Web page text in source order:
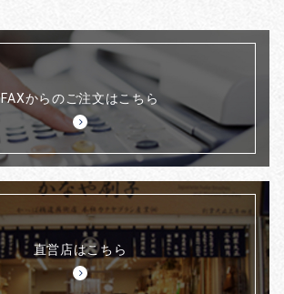
FAXからのご注文はこちら
直営店はこちら